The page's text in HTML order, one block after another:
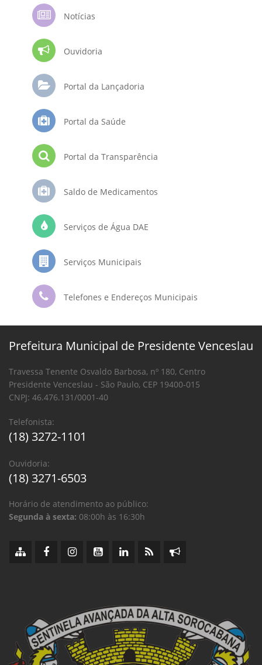
Notícias
Ouvidoria
Portal da Lançadoria
Portal da Saúde
Portal da Transparência
Saldo de Medicamentos
Serviços de Água DAE
Serviços Municipais
Telefones e Endereços Municipais
Prefeitura Municipal de Presidente Venceslau
Travessa Tenente Osvaldo Barbosa, nº 180, Centro
Presidente Venceslau - São Paulo, CEP 19400-015
CNPJ: 46.476.131/0001-40
Telefonista:
(18) 3272-1101
Ouvidoria:
(18) 3271-6503
Horário de atendimento ao público:
Segunda à sexta: 08:00h às 16:30h